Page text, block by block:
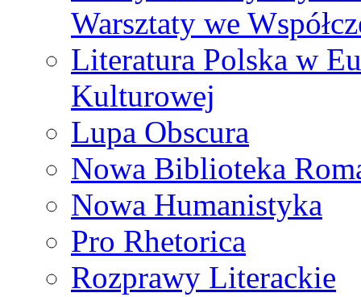
Warsztaty we
Literatura Polska w
Kulturowej
Lupa Obscura
Nowa Biblioteka
Nowa Humanistyka
Pro Rhetorica
Rozprawy Literackie